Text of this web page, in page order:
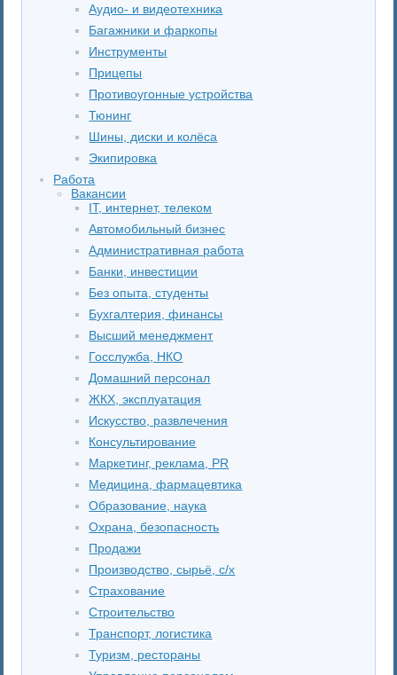
Аудио- и видеотехника
Багажники и фаркопы
Инструменты
Прицепы
Противоугонные устройства
Тюнинг
Шины, диски и колёса
Экипировка
Работа
Вакансии
IT, интернет, телеком
Автомобильный бизнес
Административная работа
Банки, инвестиции
Без опыта, студенты
Бухгалтерия, финансы
Высший менеджмент
Госслужба, НКО
Домашний персонал
ЖКХ, эксплуатация
Искусство, развлечения
Консультирование
Маркетинг, реклама, PR
Медицина, фармацевтика
Образование, наука
Охрана, безопасность
Продажи
Производство, сырьё, с/х
Страхование
Строительство
Транспорт, логистика
Туризм, рестораны